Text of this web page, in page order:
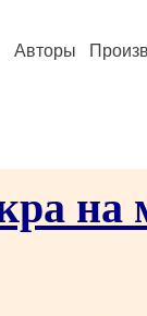
Авторы
нa